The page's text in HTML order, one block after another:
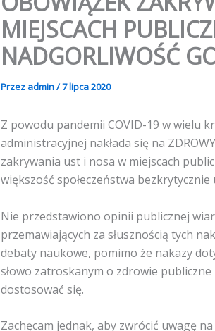
MIEJSCACH
NADGORLIWOŚĆ
Przez admin/7 lipca 2020
Z powodu pandemii COVID-19 w wielu
administracyjnej nakłada się na
zakrywania ust i nosa w miejscach
większość społeczeństwa
Nie przedstawiono opinii publicznej
przemawiających za słusznością tych
debaty naukowe, pomimo że nakazy
słowo zatroskanym o zdrowie
dostosować się.
Zachęcam jednak, aby zwrócić uwagę